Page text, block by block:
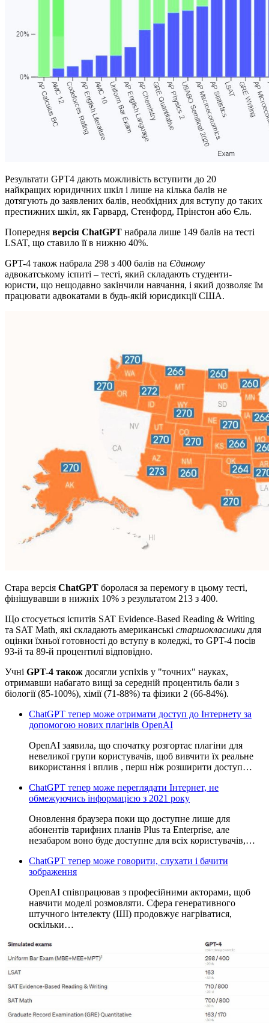
Результати GPT4 дають можливість вступити до 20
найкращих юридичних шкіл і лише на кілька балів не
дотягують до заявлених балів, необхідних для вступу до таких
престижних шкіл, як Гарвард, Стенфорд, Прінстон або Єль.
Попередня версія ChatGPT набрала лише 149 балів на тесті
LSAT, що ставило її в нижню 40%.
GPT-4 також набрала 298 з 400 балів на Єдиному
адвокатському іспиті – тесті, який складають студенти-
юристи, що нещодавно закінчили навчання, і який дозволяє їм
працювати адвокатами в будь-якій юрисдикції США.
Стара версія ChatGPT боролася за перемогу в цьому тесті,
фінішувавши в нижніх 10% з результатом 213 з 400.
Що стосується іспитів SAT Evidence-Based Reading & Writing
та SAT Math, які складають американські старшокласники для
оцінки їхньої готовності до вступу в коледжі, то GPT-4 посів
93-й та 89-й процентилі відповідно.
Учні GPT-4 також досягли успіхів у "точних" науках,
отримавши набагато вищі за середній процентиль бали з
біології (85-100%), хімії (71-88%) та фізики 2 (66-84%).
ChatGPT тепер може отримати доступ до Інтернету за
допомогою нових плагінів OpenAI
OpenAI заявила, що спочатку розгортає плагіни для
невеликої групи користувачів, щоб вивчити їх реальне
використання і вплив , перш ніж розширити доступ…
ChatGPT тепер може переглядати Інтернет, не
обмежуючись інформацією з 2021 року
Оновлення браузера поки що доступне лише для
абонентів тарифних планів Plus та Enterprise, але
незабаром воно буде доступне для всіх користувачів,…
ChatGPT тепер може говорити, слухати і бачити
зображення
OpenAI співпрацював з професійними акторами, щоб
навчити моделі розмовляти. Сфера генеративного
штучного інтелекту (ШІ) продовжує нагріватися,
оскільки…